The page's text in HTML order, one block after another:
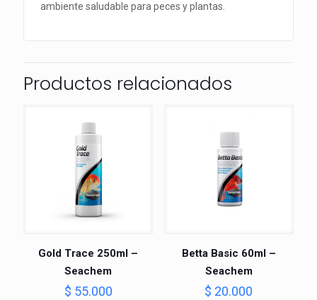
ambiente saludable para peces y plantas.
Productos relacionados
Gold Trace 250ml –
Seachem
$ 55.000
Betta Basic 60ml –
Seachem
$ 20.000